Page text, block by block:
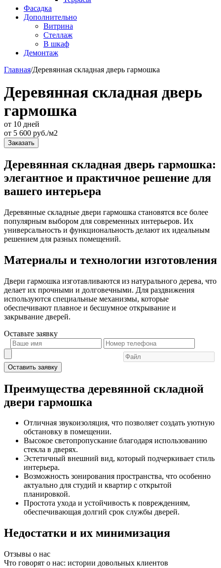
Фасадка
Дополнительно
Витрина
Стеллаж
В шкаф
Демонтаж
Главная/Деревянная складная дверь гармошка
Деревянная складная дверь
гармошка
от 10 дней
от 5 600 руб./м2
Заказать
Деревянная складная дверь гармошка:
элегантное и практичное решение для
вашего интерьера
Деревянные складные двери гармошка становятся все более
популярным выбором для современных интерьеров. Их
универсальность и функциональность делают их идеальным
решением для разных помещений.
Материалы и технологии изготовления
Двери гармошка изготавливаются из натурального дерева, что
делает их прочными и долговечными. Для раздвижения
используются специальные механизмы, которые
обеспечивают плавное и бесшумное открывание и
закрывание дверей.
Оставьте заявку
Оставить заявку
Преимущества деревянной складной
двери гармошка
Отличная звукоизоляция, что позволяет создать уютную
обстановку в помещении.
Высокое светопропускание благодаря использованию
стекла в дверях.
Эстетичный внешний вид, который подчеркивает стиль
интерьера.
Возможность зонирования пространства, что особенно
актуально для студий и квартир с открытой
планировкой.
Простота ухода и устойчивость к повреждениям,
обеспечивающая долгий срок службы дверей.
Недостатки и их минимизация
Отзывы о нас
Что говорят о нас: истории довольных клиентов